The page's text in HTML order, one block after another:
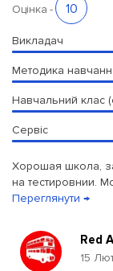
Оцінка - 10
Викладач
Методика
Навчальний клас
Сервіс
Хорошая школа,
на тестировнии.
Переглянути →
Red
15